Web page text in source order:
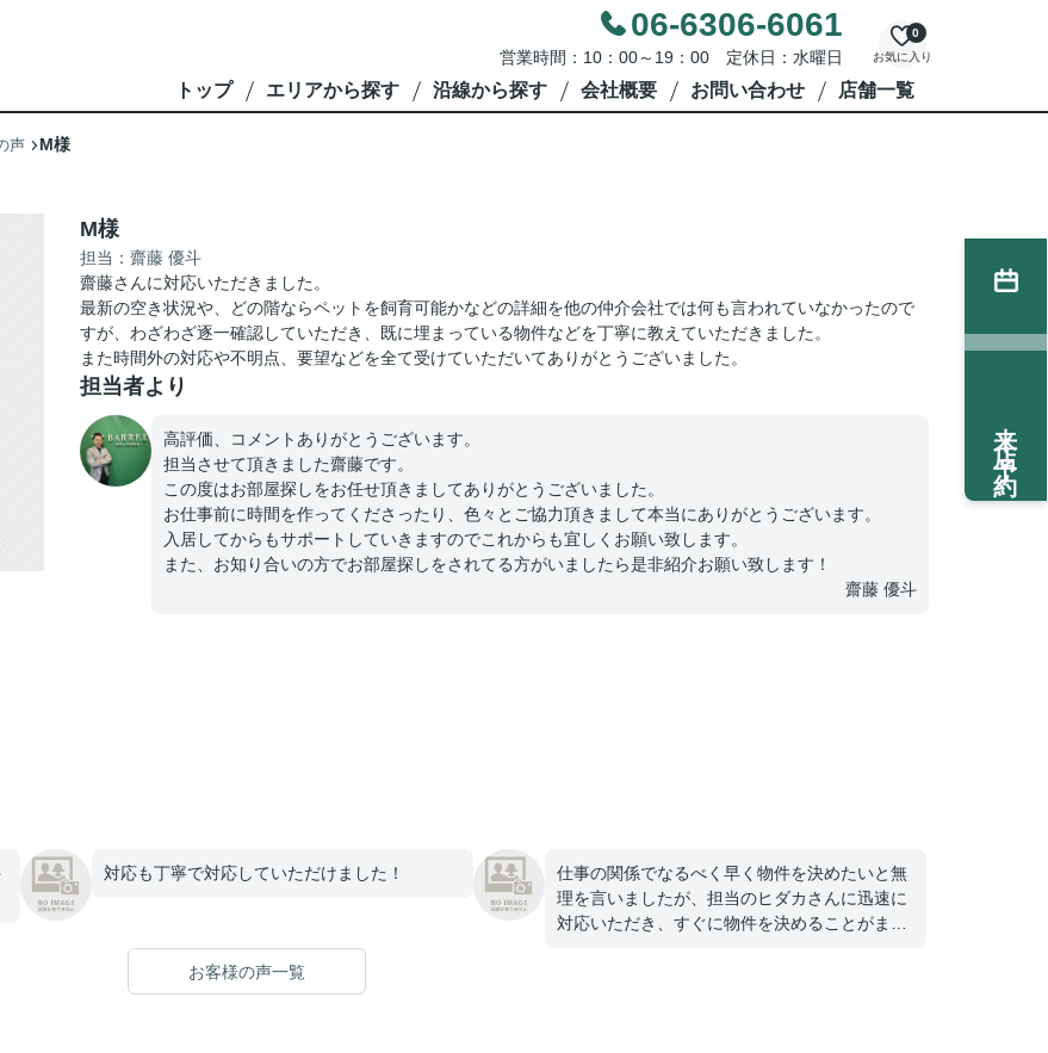
06-6306-6061
営業時間：10：00～19：00 定休日：水曜日 お気に入り
0
トップ エリアから探す 沿線から探す 会社概要 お問い合わせ 店舗一覧
声 M様
M様
担当：齋藤 優斗
齋藤さんに対応いただきました。
最新の空き状況や、どの階ならペットを飼育可能かなどの詳細を他の仲介会社では何も言われていなかったので
すが、わざわざ逐一確認していただき、既に埋まっている物件などを丁寧に教えていただきました。
また時間外の対応や不明点、要望などを全て受けていただいてありがとうございました。
担当者より
高評価、コメントありがとうございます。
担当させて頂きました齋藤です。
この度はお部屋探しをお任せ頂きましてありがとうございました。
お仕事前に時間を作ってくださったり、色々とご協力頂きまして本当にありがとうございます。
入居してからもサポートしていきますのでこれからも宜しくお願い致します。
また、お知り合いの方でお部屋探しをされてる方がいましたら是非紹介お願い致します！
齋藤 優斗
対応も丁寧で対応していただけました！
仕事の関係でなるべく早く物件を決めたいと無
理を言いましたが、担当のヒダカさんに迅速に
対応いただき、すぐに物件を決めることがまし
お客様の声一覧
来店予約